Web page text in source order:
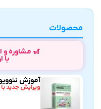
محصولات
🎢 مشاوره و
با
آموزش
ویرایش جدید